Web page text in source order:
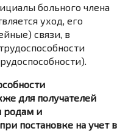
больного члена
уход, его
связи, в
для получателей
родам и
постановке на учет в